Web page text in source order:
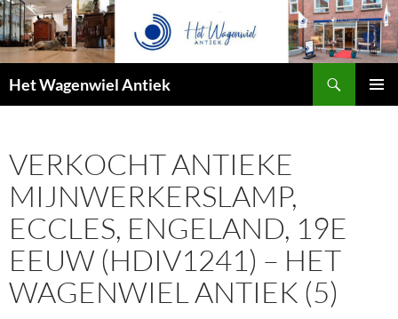
Het Wagenwiel Antiek
VERKOCHT ANTIEKE
MIJNWERKERSLAMP,
ECCLES, ENGELAND, 19E
EEUW (HDIV1241) – HET
WAGENWIEL ANTIEK (5)